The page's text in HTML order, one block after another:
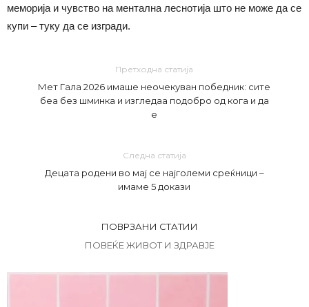
меморија и чувство на ментална леснотија што не може да се
купи – туку да се изгради.
Претходна статија
Мет Гала 2026 имаше неочекуван победник: сите
беа без шминка и изгледаа подобро од кога и да
е
Следна статија
Децата родени во мај се најголеми среќници –
имаме 5 докази
ПОВРЗАНИ СТАТИИ
ПОВЕЌЕ ЖИВОТ И ЗДРАВЈЕ